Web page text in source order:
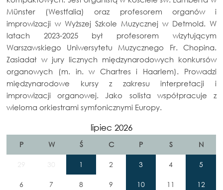
Münster (Westfalia) oraz profesorem organów i
improwizacji w Wyższej Szkole Muzycznej w Detmold. W
latach 2023-2025 był profesorem wizytującym
Warszawskiego Uniwersytetu Muzycznego Fr. Chopina.
Zasiadał w jury licznych międzynarodowych konkursów
organowych (m. in. w Chartres i Haarlem). Prowadzi
międzynarodowe kursy z zakresu interpretacji i
improwizacji organowej. Jako solista współpracuje z
wieloma orkiestrami symfonicznymi Europy.
lipiec 2026
P W Ś C P S N
29 30 1 2 3 4 5
6 7 8 9 10 11 12